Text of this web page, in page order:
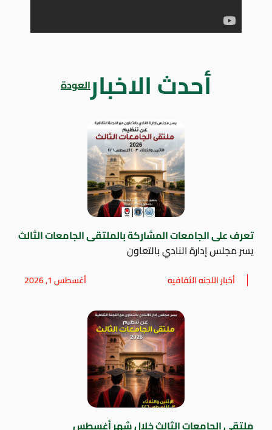
أحدث الاخبارالعودة
تعرف على الجامعات المشاركة بالملتقى الجامعات الثالث
يسر مجلس إدارة النادي بالتعاون
أخبار اللجنه الثقافيه أغسطس 1, 2026
ملتقي الجامعات الثالث خلال شهر أغسطس